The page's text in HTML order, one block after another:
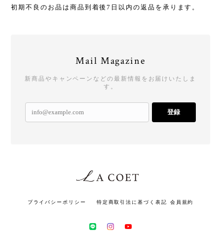
初期不良のお品は商品到着後7日以内の返品を承ります。
Mail Magazine
新商品やキャンペーンなどの最新情報をお届けいたしま
す。
登録
プライバシーポリシー 特定商取引法に基づく表記 会員規約